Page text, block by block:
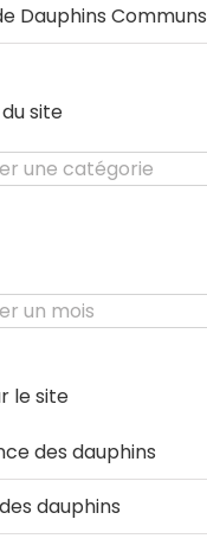
Dauphins Communs
site
le site
des dauphins
dauphins